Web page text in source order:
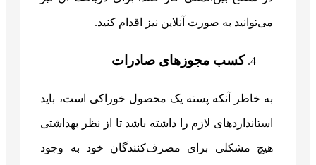
می‌توانید به صورت آنلاین نیز اقدام کنید.
کسب مجوزهای صادرات
به خاطر آنکه پسته یک محصول خوراکی است، باید
استانداردهای لازم را داشته باشد تا از نظر بهداشتی
هیچ مشکلی برای مصرف‌کنندگان خود به وجود